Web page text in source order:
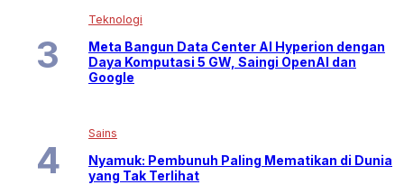
Teknologi
Meta Bangun Data Center AI Hyperion dengan
Daya Komputasi 5 GW, Saingi OpenAI dan
Google
Sains
Nyamuk: Pembunuh Paling Mematikan di Dunia
yang Tak Terlihat